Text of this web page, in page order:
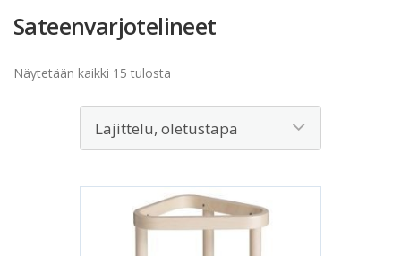
Sateenvarjotelineet
Näytetään kaikki 15 tulosta